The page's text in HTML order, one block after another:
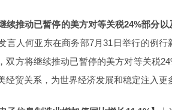
续推动已暂停的美方对等关税24%部分
言人何亚东在商务部7月31日举行的例
双方将继续推动已暂停的美方对等关税
经贸关系，为世界经济发展和稳定注入更